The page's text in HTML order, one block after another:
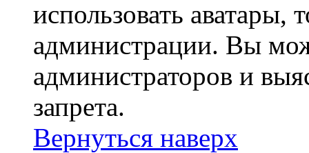
использовать аватары,
администрации. Вы
администраторов и
запрета.
Вернуться наверх